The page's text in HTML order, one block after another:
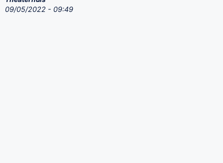
09/05/2022 - 09:49